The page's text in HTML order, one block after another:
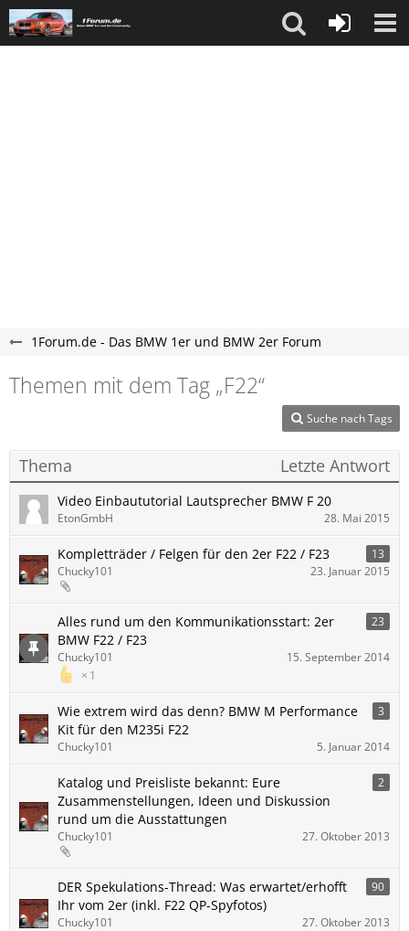
1Forum.de - Das BMW 1er und BMW 2er Forum
Themen mit dem Tag „F22“
Suche nach Tags
Thema Letzte Antwort
Video Einbaututorial Lautsprecher BMW F 20
EtonGmbH 28. Mai 2015
Kompletträder / Felgen für den 2er F22 / F23
13
Chucky101
23. Januar 2015
Alles rund um den Kommunikationsstart: 2er
BMW F22 / F23
23
1
Chucky101 15. September 2014
Wie extrem wird das denn? BMW M Performance
Kit für den M235i F22
3
Chucky101 5. Januar 2014
Katalog und Preisliste bekannt: Eure
Zusammenstellungen, Ideen und Diskussion
rund um die Ausstattungen
2
Chucky101 27. Oktober 2013
DER Spekulations-Thread: Was erwartet/erhofft
Ihr vom 2er (inkl. F22 QP-Spyfotos)
90
Chucky101 27. Oktober 2013